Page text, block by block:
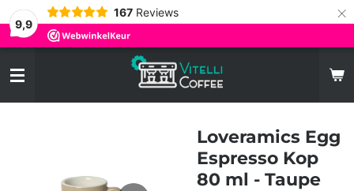
9,9
167 Reviews ×
Loveramics Egg
Espresso Kop
80 ml - Taupe